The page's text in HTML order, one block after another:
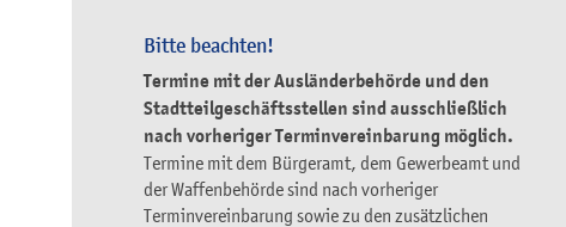
Bitte beachten!
Termine mit der Ausländerbehörde und den
Stadtteilgeschäftsstellen sind ausschließlich
nach vorheriger Terminvereinbarung möglich.
Termine mit dem Bürgeramt, dem Gewerbeamt und
der Waffenbehörde sind nach vorheriger
Terminvereinbarung sowie zu den zusätzlichen